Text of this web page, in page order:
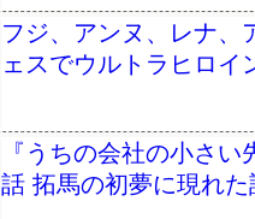
フジ、アンヌ、レナ、
ェスでウルトラヒロイ
『うちの会社の小さい
話 拓馬の初夢に現れた